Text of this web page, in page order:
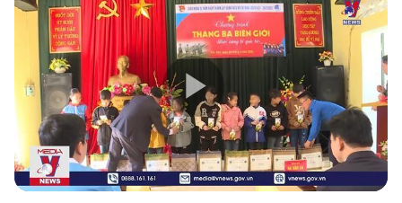
Play
Video